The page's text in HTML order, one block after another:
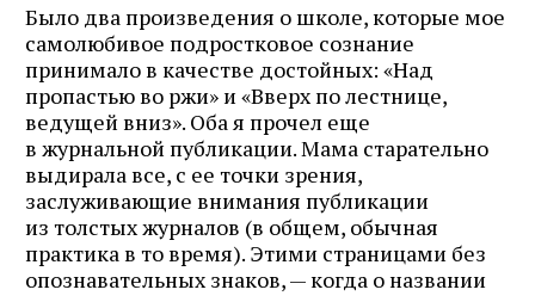
Было два произведения о школе, которые мое
самолюбивое подростковое сознание
принимало в качестве достойных: «Над
пропастью во ржи» и «Вверх по лестнице,
ведущей вниз». Оба я прочел еще
в журнальной публикации. Мама старательно
выдирала все, с ее точки зрения,
заслуживающие внимания публикации
из толстых журналов (в общем, обычная
практика в то время). Этими страницами без
опознавательных знаков, — когда о названии